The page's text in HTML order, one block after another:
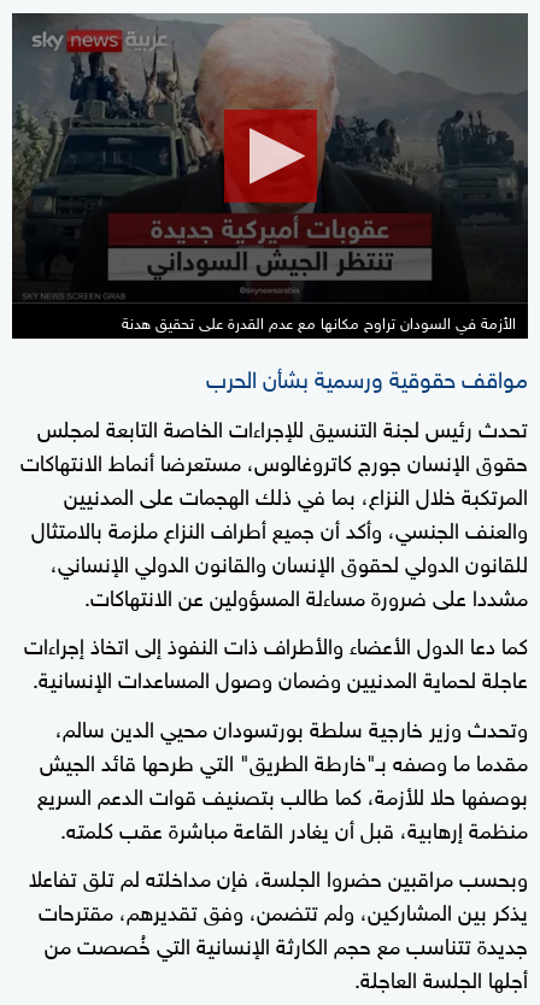
seconds
13
minutes,
34
seconds
الأزمة في السودان تراوح مكانها مع عدم القدرة على تحقيق هدنة
مواقف حقوقية ورسمية بشأن الحرب
تحدث رئيس لجنة التنسيق للإجراءات الخاصة التابعة لمجلس
حقوق الإنسان جورج كاتروغالوس، مستعرضا أنماط الانتهاكات
المرتكبة خلال النزاع، بما في ذلك الهجمات على المدنيين
والعنف الجنسي، وأكد أن جميع أطراف النزاع ملزمة بالامتثال
للقانون الدولي لحقوق الإنسان والقانون الدولي الإنساني،
مشددا على ضرورة مساءلة المسؤولين عن الانتهاكات.
كما دعا الدول الأعضاء والأطراف ذات النفوذ إلى اتخاذ إجراءات
عاجلة لحماية المدنيين وضمان وصول المساعدات الإنسانية.
وتحدث وزير خارجية سلطة بورتسودان محيي الدين سالم،
مقدما ما وصفه بـ"خارطة الطريق" التي طرحها قائد الجيش
بوصفها حلا للأزمة، كما طالب بتصنيف قوات الدعم السريع
منظمة إرهابية، قبل أن يغادر القاعة مباشرة عقب كلمته.
وبحسب مراقبين حضروا الجلسة، فإن مداخلته لم تلق تفاعلا
يذكر بين المشاركين، ولم تتضمن، وفق تقديرهم، مقترحات
جديدة تتناسب مع حجم الكارثة الإنسانية التي خُصصت من
أجلها الجلسة العاجلة.